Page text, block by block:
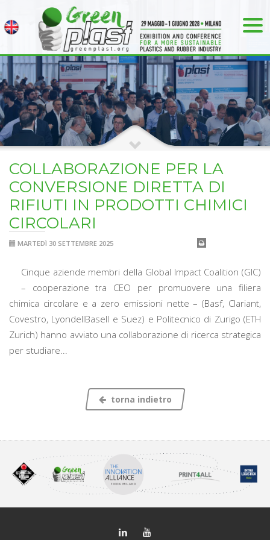
COLLABORAZIONE PER LA
CONVERSIONE DIRETTA DI
RIFIUTI IN PRODOTTI CHIMICI
CIRCOLARI
MARTEDÌ 30 SETTEMBRE 2025
Cinque aziende membri della Global Impact Coalition (GIC)
– cooperazione tra CEO per promuovere una filiera
chimica circolare e a zero emissioni nette – (Basf, Clariant,
Covestro, LyondellBasell e Suez) e Politecnico di Zurigo (ETH
Zurich) hanno avviato una collaborazione di ricerca strategica
per studiare...
torna indietro